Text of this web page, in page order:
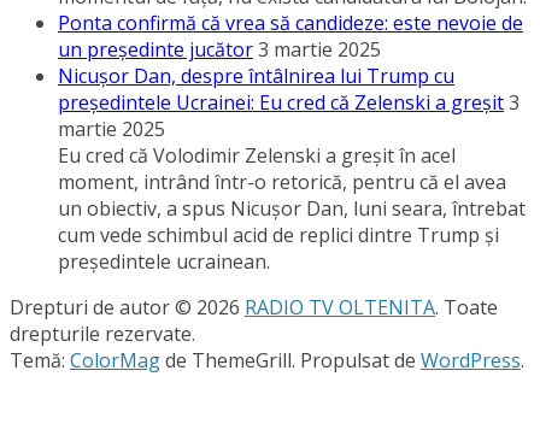
Ponta confirmă că vrea să candideze: este nevoie de
un preşedinte jucător3 martie 2025
Nicuşor Dan, despre întâlnirea lui Trump cu
preşedintele Ucrainei: Eu cred că Zelenski a greşit3
martie 2025
Eu cred că Volodimir Zelenski a greşit în acel
moment, intrând într-o retorică, pentru că el avea
un obiectiv, a spus Nicuşor Dan, luni seara, întrebat
cum vede schimbul acid de replici dintre Trump şi
preşedintele ucrainean.
Drepturi de autor © 2026 RADIO TV OLTENITA. Toate
drepturile rezervate.
Temă: ColorMagde ThemeGrill. Propulsat de WordPress.